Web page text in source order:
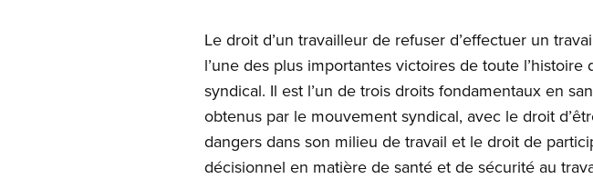
Le droit d’un travailleur de refuser d’effectuer un
l’une des plus importantes victoires de toute
syndical. Il est l’un de trois droits fondamentaux en
obtenus par le mouvement syndical, avec le droit
dangers dans son milieu de travail et le droit de
décisionnel en matière de santé et de sécurité au